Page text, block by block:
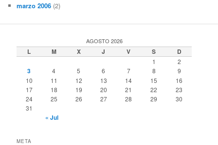
marzo 2006 (2)
AGOSTO 2026
L M X J V S D
1 2
3 4 5 6 7 8
9
10
11 12 13 14 15
16
17
18 19 20 21 22
23
24
25 26 27 28 29
30
31
« Jul
META